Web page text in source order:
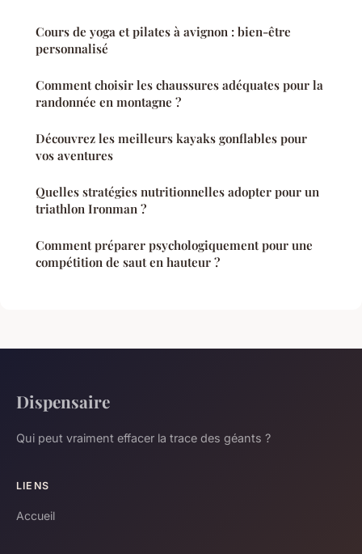
Cours de yoga et pilates à avignon : bien-être
personnalisé
Comment choisir les chaussures adéquates pour la
randonnée en montagne ?
Découvrez les meilleurs kayaks gonflables pour
vos aventures
Quelles stratégies nutritionnelles adopter pour un
triathlon Ironman ?
Comment préparer psychologiquement pour une
compétition de saut en hauteur ?
Dispensaire
Qui peut vraiment effacer la trace des géants ?
LIENS
Accueil